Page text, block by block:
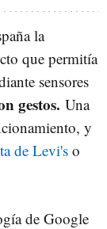
la
que permitía
sensores
gestos. Una
y
de Levi'so
de Google